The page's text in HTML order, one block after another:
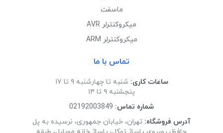
ماسفت
میکروکنترلر AVR
میکروکنترلر ARM
تماس با ما
ساعات کاری: شنبه تا چهارشنبه ۹ تا ۱۷
پنجشنبه ۹ تا ۱۴
شماره تماس: 02192003849
آدرس فروشگاه: تهران، خیابان جمهوری، نرسیده به پل